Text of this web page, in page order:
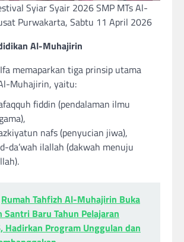
Syiar Syair 2026 SMP MTs Al-
Purwakarta, Sabtu 11 April 2026
Al-Muhajirin
memaparkan tiga prinsip utama
Muhajirin, yaitu:
fiddin (pendalaman ilmu
nafs (penyucian jiwa),
da’wah ilallah (dakwah menuju
Rumah Tahfizh Al-Muhajirin Buka
Santri Baru Tahun Pelajaran
Hadirkan Program Unggulan dan